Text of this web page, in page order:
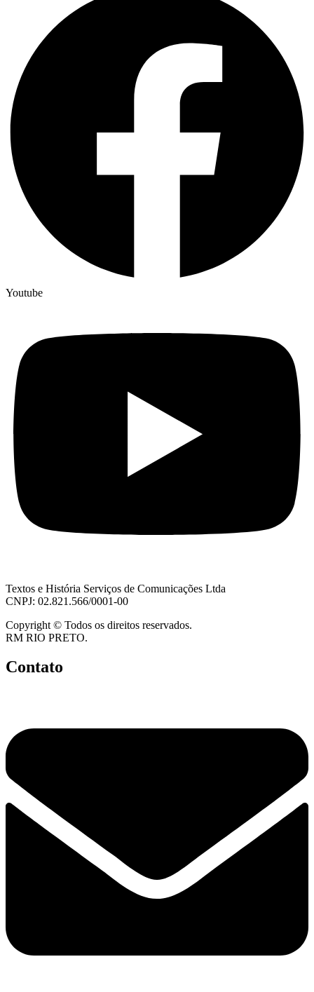
Youtube
Textos e História Serviços de Comunicações Ltda
CNPJ: 02.821.566/0001-00
Copyright © Todos os direitos reservados.
RM RIO PRETO.
Contato